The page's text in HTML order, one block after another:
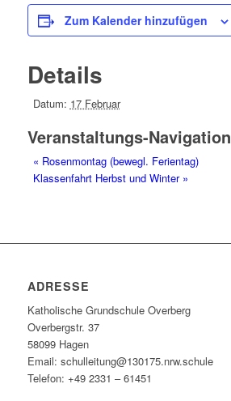
Zum Kalender hinzufügen
Details
Datum: 17 Februar
Veranstaltungs-Navigation
« Rosenmontag (bewegl. Ferientag)
Klassenfahrt Herbst und Winter »
ADRESSE
Katholische Grundschule Overberg
Overbergstr. 37
58099 Hagen
Email: schulleitung@130175.nrw.schule
Telefon: +49 2331 – 61451